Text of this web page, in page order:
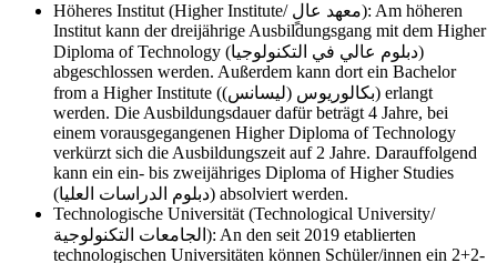
Höheres Institut (Higher Institute/ معهد عالٍ): Am höheren
Institut kann der dreijährige Ausbildungsgang mit dem Higher
Diploma of Technology (دبلوم عالي في التكنولوجيا)
abgeschlossen werden. Außerdem kann dort ein Bachelor
from a Higher Institute ((ليسانس) بكالوريوس) erlangt
werden. Die Ausbildungsdauer dafür beträgt 4 Jahre, bei
einem vorausgegangenen Higher Diploma of Technology
verkürzt sich die Ausbildungszeit auf 2 Jahre. Darauffolgend
kann ein ein- bis zweijähriges Diploma of Higher Studies
(دبلوم الدراسات العليا) absolviert werden.
Technologische Universität (Technological University/
الجامعات التكنولوجية ): An den seit 2019 etablierten
technologischen Universitäten können Schüler/innen ein 2+2-